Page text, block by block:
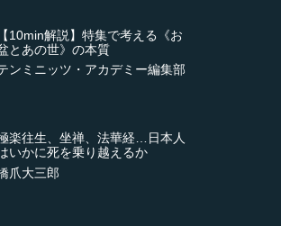
【10min解説】特集で考える《お
とあの世》の本質
ンミニッツ・アカデミー編集部
楽往生、坐禅、法華経…日本人
いかに死を乗り越えるか
爪大三郎